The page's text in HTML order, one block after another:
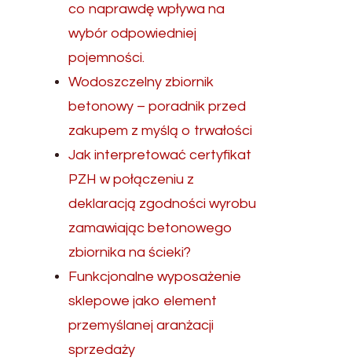
co naprawdę wpływa na
wybór odpowiedniej
pojemności.
Wodoszczelny zbiornik
betonowy – poradnik przed
zakupem z myślą o trwałości
Jak interpretować certyfikat
PZH w połączeniu z
deklaracją zgodności wyrobu
zamawiając betonowego
zbiornika na ścieki?
Funkcjonalne wyposażenie
sklepowe jako element
przemyślanej aranżacji
sprzedaży